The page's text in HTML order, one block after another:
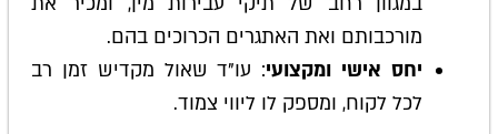
מורכבותם ואת האתגרים הכרוכים בהם.
יחס אישי ומקצועי: עו"ד שאול מקדיש זמן רב
לכל לקוח, ומספק לו ליווי צמוד.